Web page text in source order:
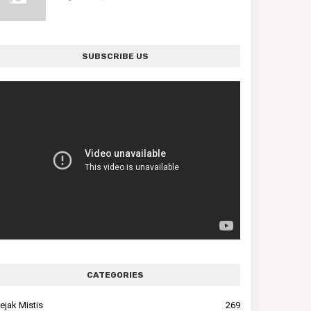
SUBSCRIBE US
CATEGORIES
Mistis 269